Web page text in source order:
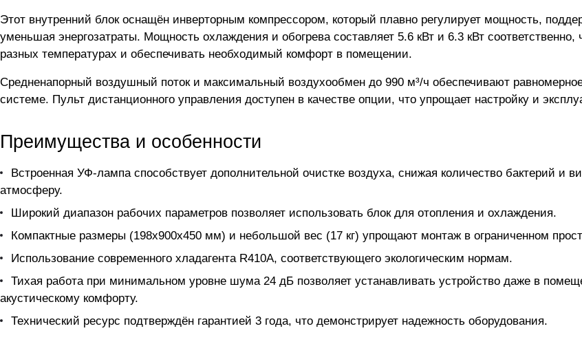
Этот внутренний блок оснащён инверторным компрессором, который плавно регулирует мощность,
уменьшая энергозатраты. Мощность охлаждения и обогрева составляет 5.6 кВт и 6.3 кВт
разных температурах и обеспечивать необходимый комфорт в помещении.
Средненапорный воздушный поток и максимальный воздухообмен до 990 м³/ч обеспечивают
системе. Пульт дистанционного управления доступен в качестве опции, что упрощает настройку и
Преимущества и особенности
Встроенная УФ-лампа способствует дополнительной очистке воздуха, снижая количество бактерий и
атмосферу.
Широкий диапазон рабочих параметров позволяет использовать блок для отопления и охлаждения.
Компактные размеры (198x900x450 мм) и небольшой вес (17 кг) упрощают монтаж в ограниченном
Использование современного хладагента R410A, соответствующего экологическим нормам.
Тихая работа при минимальном уровне шума 24 дБ позволяет устанавливать устройство даже в
акустическому комфорту.
Технический ресурс подтверждён гарантией 3 года, что демонстрирует надежность оборудования.